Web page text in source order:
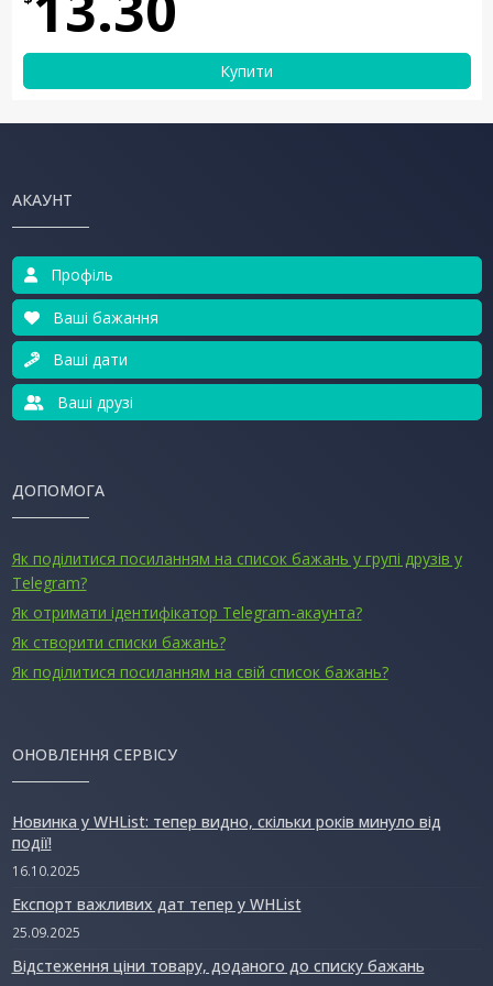
Купити
АКАУНТ
Профіль
Ваші бажання
Ваші дати
Ваші друзі
ДОПОМОГА
Як поділитися посиланням на список бажань у групі друзів у
Telegram?
Як отримати ідентифікатор Telegram-акаунта?
Як створити списки бажань?
Як поділитися посиланням на свій список бажань?
ОНОВЛЕННЯ СЕРВІСУ
Новинка у WHList: тепер видно, скільки років минуло від
події!
16.10.2025
Експорт важливих дат тепер у WHList
25.09.2025
Відстеження ціни товару, доданого до списку бажань